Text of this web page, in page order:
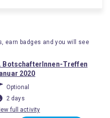
earn badges and you will see
BotschafterInnen-Treffen
2020
Optional
2 days
full activity